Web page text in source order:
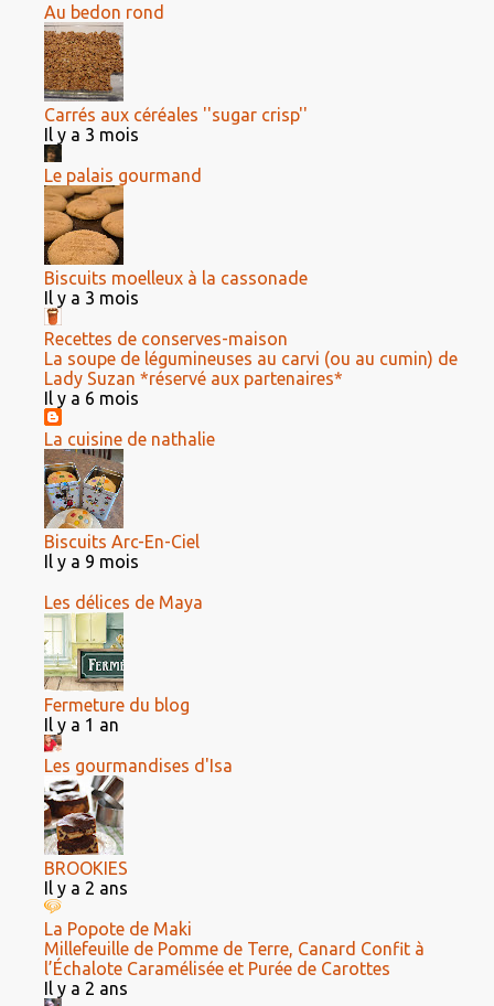
Au bedon rond
Carrés aux céréales ''sugar crisp''
Il y a 3 mois
Le palais gourmand
Biscuits moelleux à la cassonade
Il y a 3 mois
Recettes de conserves-maison
La soupe de légumineuses au carvi (ou au cumin) de
Lady Suzan *réservé aux partenaires*
Il y a 6 mois
La cuisine de nathalie
Biscuits Arc-En-Ciel
Il y a 9 mois
Les délices de Maya
Fermeture du blog
Il y a 1 an
Les gourmandises d'Isa
BROOKIES
Il y a 2 ans
La Popote de Maki
Millefeuille de Pomme de Terre, Canard Confit à
l’Échalote Caramélisée et Purée de Carottes
Il y a 2 ans